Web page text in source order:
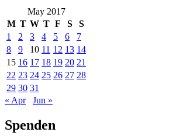
May 2017
M T W T F S
S
1
2 3 4 5 6
7
8
9 10 11 12 13 14
15 16 17 18 19 20 21
22 23 24 25 26 27 28
29 30 31
« Apr
Jun »
Spenden